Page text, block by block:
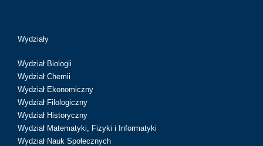
Wydziały
Wydział Biologii
Wydział Chemii
Wydział Ekonomiczny
Wydział Filologiczny
Wydział Historyczny
Wydział Matematyki, Fizyki i Informatyki
Wydział Nauk Społecznych